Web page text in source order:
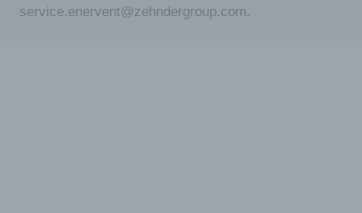
service.enervent@zehndergroup.com.